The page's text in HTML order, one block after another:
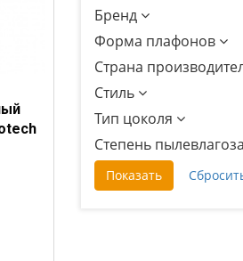
Бренд
Форма плафонов
Страна
Стиль
Тип цоколя
Степень